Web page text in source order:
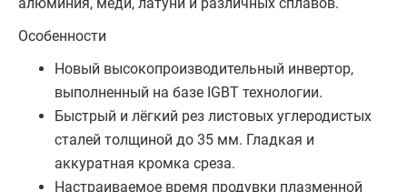
Особенности
Новый высокопроизводительный инвертор,
выполненный на базе IGBT технологии.
Быстрый и лёгкий рез листовых углеродистых
сталей толщиной до 35 мм. Гладкая и
аккуратная кромка среза.
Настраиваемое время продувки плазменной